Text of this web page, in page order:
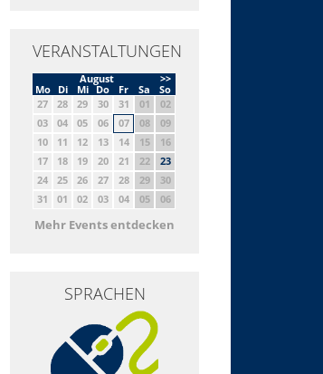
VERANSTALTUNGEN
>>
August
Mo
Di Mi Do Fr Sa
So
27
28 29 30 31 01
02
03
04 05 06 07 08
09
10
11 12 13 14 15
16
17
18 19 20 21 22
23
24
25 26 27 28 29
30
31
01 02 03 04 05 06
Mehr Events entdecken
SPRACHEN